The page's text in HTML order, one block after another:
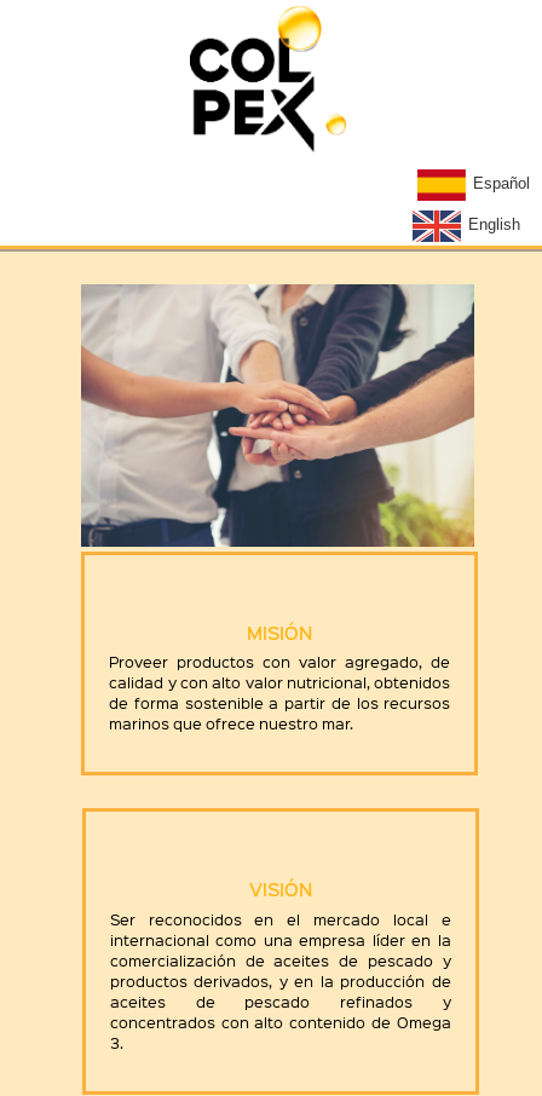
Español
English
MISIÓN
Proveer productos con valor agregado, de
calidad y con alto valor nutricional, obtenidos
de forma sostenible a partir de los recursos
marinos que ofrece nuestro mar.
VISIÓN
Ser reconocidos en el mercado local e
internacional como una empresa líder en la
comercialización de aceites de pescado y
productos derivados, y en la producción de
aceites de pescado refinados y
concentrados con alto contenido de Omega
3.